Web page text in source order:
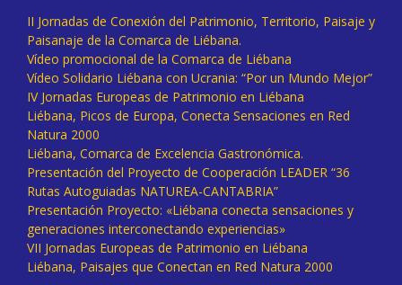
II Jornadas de Conexión del Patrimonio, Territorio, Paisaje y
Paisanaje de la Comarca de Liébana.
Vídeo promocional de la Comarca de Liébana
Vídeo Solidario Liébana con Ucrania: “Por un Mundo Mejor”
IV Jornadas Europeas de Patrimonio en Liébana
Liébana, Picos de Europa, Conecta Sensaciones en Red
Natura 2000
Liébana, Comarca de Excelencia Gastronómica.
Presentación del Proyecto de Cooperación LEADER “36
Rutas Autoguiadas NATUREA-CANTABRIA”
Presentación Proyecto: «Liébana conecta sensaciones y
generaciones interconectando experiencias»
VII Jornadas Europeas de Patrimonio en Liébana
Liébana, Paisajes que Conectan en Red Natura 2000